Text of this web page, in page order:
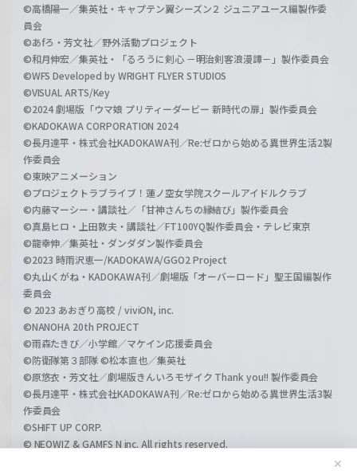
✕
©高橋陽一／集英社・キャプテン翼シーズン２ ジュニアユース編製作委
員会
©あfろ・芳文社／野外活動プロジェクト
©和月伸宏／集英社・「るろうに剣心 －明治剣客浪漫譚－」製作委員会
©WFS Developed by WRIGHT FLYER STUDIOS
©VISUAL ARTS/Key
©2024 劇場版「ウマ娘 プリティーダービー 新時代の扉」製作委員会
©KADOKAWA CORPORATION 2024
©長月達平・株式会社KADOKAWA刊／Re:ゼロから始める異世界生活2製
作委員会
©東映アニメーション
©プロジェクトラブライブ！蓮ノ空女学院スクールアイドルクラブ
©内藤マーシー・講談社／「甘神さんちの縁結び」製作委員会
©真島ヒロ・上田敦夫・講談社／FT100YQ製作委員会・テレビ東京
©龍幸伸／集英社・ダンダダン製作委員会
©2023 時雨沢恵一/KADOKAWA/GGO2 Project
©丸山くがね・KADOKAWA刊／劇場版「オーバーロード」聖王国編製作
委員会
© 2023 あおぎり高校 / viviON, inc.
©NANOHA 20th PROJECT
©雨森たきび／小学館／マケイン応援委員会
©防衛隊第３部隊 ©松本直也／集英社
©原悠衣・芳文社／劇場版きんいろモザイク Thank you!! 製作委員会
©長月達平・株式会社KADOKAWA刊／Re:ゼロから始める異世界生活3製
作委員会
©SHIFT UP CORP.
© NEOWIZ & GAMFS N inc. All rights reserved.